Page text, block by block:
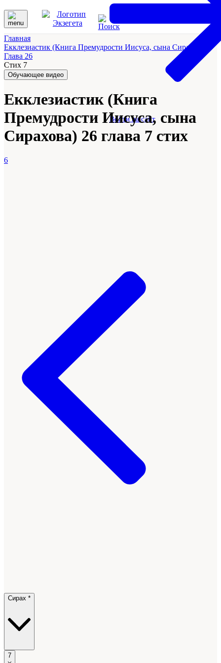
Войти на сайт
Главная
Екклезиастик (Книга Премудрости Иисуса, сына Сирахова)
Глава 26
Стих 7
Обучающее видео
Екклезиастик (Книга
Премудрости Иисуса, сына
Сирахова) 26 глава 7 стих
6
Сирах *
7